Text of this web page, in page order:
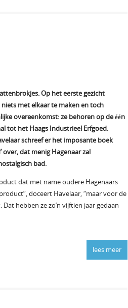
Op het eerste gezicht
met elkaar te maken en toch
overeenkomst: ze behoren op de één
tot het Haags Industrieel Erfgoed.
schreef er het imposante boek
over, dat menig Hagenaar zal
bad.
dat met name oudere Hagenaars
doceert Havelaar, “maar voor de
hebben ze zo’n vijftien jaar gedaan
lees meer